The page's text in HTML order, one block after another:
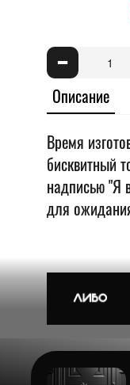
-
Описание
Время
бисквитный
надписью "Я
для